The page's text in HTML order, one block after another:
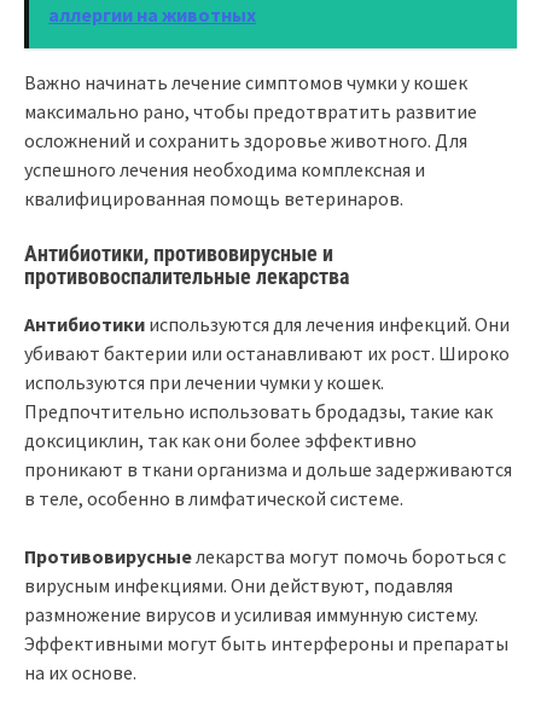
аллергии на животных
Важно начинать лечение симптомов чумки у кошек
максимально рано, чтобы предотвратить развитие
осложнений и сохранить здоровье животного. Для
успешного лечения необходима комплексная и
квалифицированная помощь ветеринаров.
Антибиотики, противовирусные и
противовоспалительные лекарства
Антибиотики используются для лечения инфекций. Они
убивают бактерии или останавливают их рост. Широко
используются при лечении чумки у кошек.
Предпочтительно использовать бродадзы, такие как
доксициклин, так как они более эффективно
проникают в ткани организма и дольше задерживаются
в теле, особенно в лимфатической системе.
Противовирусныелекарства могут помочь бороться с
вирусным инфекциями. Они действуют, подавляя
размножение вирусов и усиливая иммунную систему.
Эффективными могут быть интерфероны и препараты
на их основе.